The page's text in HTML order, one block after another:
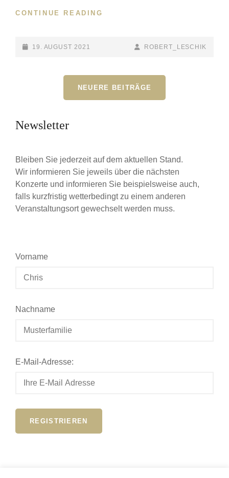
CONTINUE READING
POSTED-
19. AUGUST 2021
BY
BYLINE
ROBERT_LESCHIK
NEUERE BEITRÄGE
Newsletter
Bleiben Sie jederzeit auf dem aktuellen Stand.
Wir informieren Sie jeweils über die nächsten
Konzerte und informieren Sie beispielsweise auch,
falls kurzfristig wetterbedingt zu einem anderen
Veranstaltungsort gewechselt werden muss.
Vorname
Nachname
E-Mail-Adresse: